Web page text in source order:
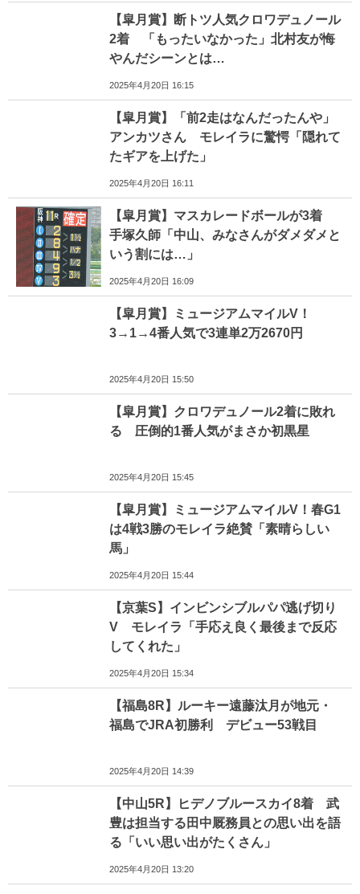
【皐月賞】断トツ人気クロワデュノール
2着 「もったいなかった」北村友が悔
やんだシーンとは…
2025年4月20日 16:15
【皐月賞】「前2走はなんだったんや」
アンカツさん モレイラに驚愕「隠れて
たギアを上げた」
2025年4月20日 16:11
【皐月賞】マスカレードボールが3着
手塚久師「中山、みなさんがダメダメと
いう割には…」
2025年4月20日 16:09
【皐月賞】ミュージアムマイルV！
3→1→4番人気で3連単2万2670円
2025年4月20日 15:50
【皐月賞】クロワデュノール2着に敗れ
る 圧倒的1番人気がまさか初黒星
2025年4月20日 15:45
【皐月賞】ミュージアムマイルV！春G1
は4戦3勝のモレイラ絶賛「素晴らしい
馬」
2025年4月20日 15:44
【京葉S】インビンシブルパパ逃げ切り
V モレイラ「手応え良く最後まで反応
してくれた」
2025年4月20日 15:34
【福島8R】ルーキー遠藤汰月が地元・
福島でJRA初勝利 デビュー53戦目
2025年4月20日 14:39
【中山5R】ヒデノブルースカイ8着 武
豊は担当する田中厩務員との思い出を語
る「いい思い出がたくさん」
2025年4月20日 13:20